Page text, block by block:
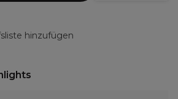
hinzufügen